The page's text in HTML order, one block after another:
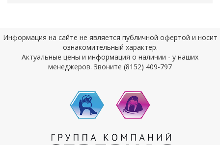
Информация на сайте не является публичной офертой и носит
ознакомительный характер.
Актуальные цены и информация о наличии - у наших
менеджеров. Звоните (8152) 409-797